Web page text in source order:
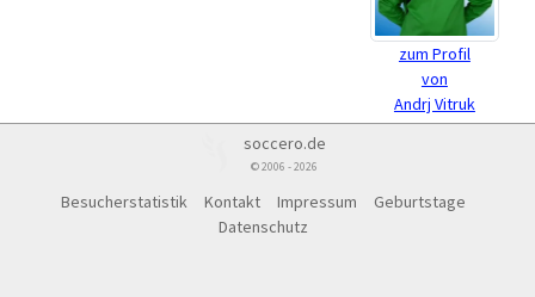
zum Profil
von
Andrj Vitruk
soccero.de
© 2006 - 2026
Besucherstatistik Kontakt Impressum
Geburtstage
Datenschutz